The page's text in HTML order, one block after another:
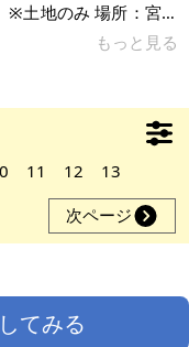
構造： 現況： 希望価
もっと見る
11 12
13
次ページ
てみる